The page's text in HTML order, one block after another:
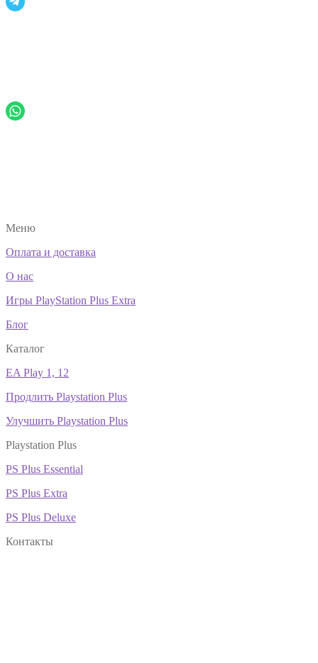
Меню
Оплата и доставка
О нас
Игры PlayStation Plus Extra
Блог
Каталог
EA Play 1, 12
Продлить Playstation Plus
Улучшить Playstation Plus
Playstation Plus
PS Plus Essential
PS Plus Extra
PS Plus Deluxe
Контакты